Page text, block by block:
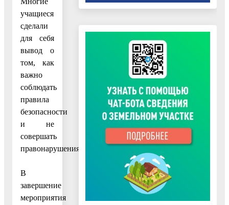
учащиеся
сделали
для себя
вывод о
том, как
важно
соблюдать
правила
безопасности
и не
совершать
правонарушения.
В
завершение
мероприятия